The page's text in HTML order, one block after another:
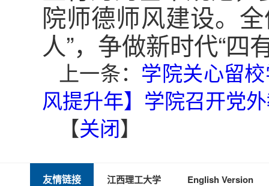
院师德师风建设。
人”，争做新时代“四
上一条： 学院关心留
风提升年】学院召开党
【关闭】
友情链接 江西理工大学 English Version